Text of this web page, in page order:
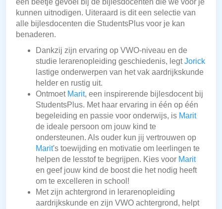
een beetje gevoel bij de bijlesdocenten die we voor je
kunnen uitnodigen. Uiteraard is dit een selectie van
alle bijlesdocenten die StudentsPlus voor je kan
benaderen.
Dankzij zijn ervaring op VWO-niveau en de
studie lerarenopleiding geschiedenis, legtJorick
lastige onderwerpen van het vak aardrijkskunde
helder en rustig uit.
Ontmoet Marit, een inspirerende bijlesdocent bij
StudentsPlus. Met haar ervaring in één op één
begeleiding en passie voor onderwijs, is Marit
de ideale persoon om jouw kind te
ondersteunen. Als ouder kun jij vertrouwen op
Marit's toewijding en motivatie om leerlingen te
helpen de lesstof te begrijpen. Kies voor Marit
en geef jouw kind de boost die het nodig heeft
om te excelleren in school!
Met zijn achtergrond in lerarenopleiding
aardrijkskunde en zijn VWO achtergrond, helpt